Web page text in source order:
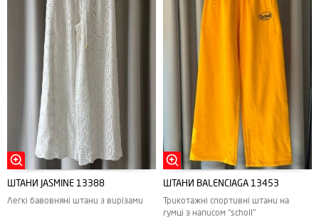
ШТАНИ JASMINE 13388
Легкі бавовняні штани з вирізами
ШТАНИ BALENCIAGA 13453
Трикотажні спортивні штани на
гумці з написом "scholl"